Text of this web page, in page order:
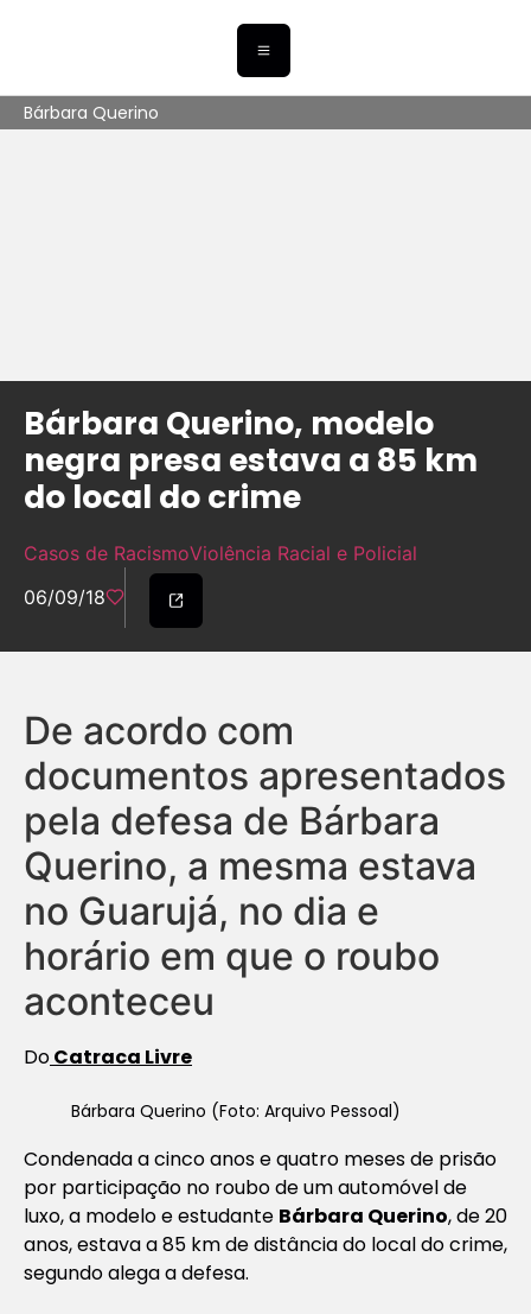
Bárbara Querino
Bárbara Querino, modelo
negra presa estava a 85 km
do local do crime
Casos de RacismoViolência Racial e Policial
06/09/18
De acordo com
documentos apresentados
pela defesa de Bárbara
Querino, a mesma estava
no Guarujá, no dia e
horário em que o roubo
aconteceu
DoCatraca Livre
Bárbara Querino (Foto: Arquivo Pessoal)
Condenada a cinco anos e quatro meses de prisão
por participação no roubo de um automóvel de
luxo, a modelo e estudante Bárbara Querino, de 20
anos, estava a 85 km de distância do local do crime,
segundo alega a defesa.